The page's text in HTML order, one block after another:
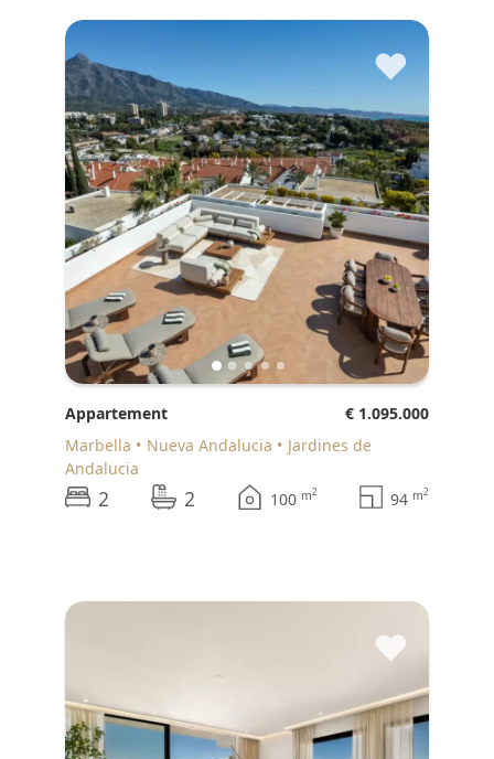
♥
Appartement
€ 1.095.000
Marbella
Nueva Andalucia
Jardines de
Andalucia
2 2 100 m2 94 m2
♥